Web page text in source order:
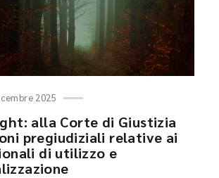
2025
alla Corte di Giustizia
pregiudiziali relative ai
di utilizzo e